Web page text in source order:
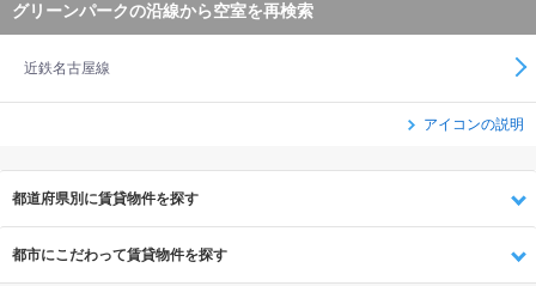
グリーンパークの沿線から空室を再検索
近鉄名古屋線
アイコンの説明
都道府県別に賃貸物件を探す
都市にこだわって賃貸物件を探す